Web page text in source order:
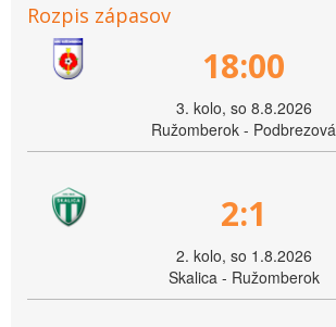
Rozpis zápasov
18:00
3. kolo, so 8.8.2026
Ružomberok - Podbrezová
2:1
2. kolo, so 1.8.2026
Skalica - Ružomberok